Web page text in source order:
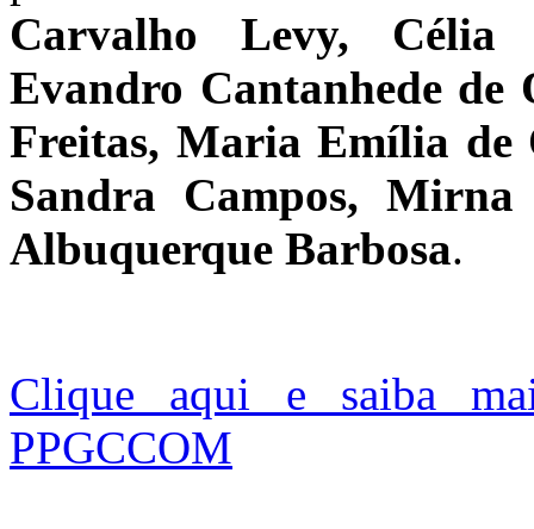
Carvalho Levy, Célia
Evandro Cantanhede
Freitas, Maria Emília
Sandra Campos, Mirna
Albuquerque Barbosa.
Clique aqui e saiba
PPGCCOM